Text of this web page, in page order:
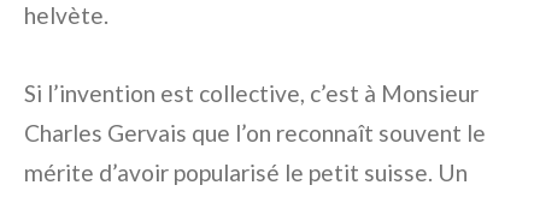
helvète.
Si l’invention est collective, c’est à Monsieur
Charles Gervais que l’on reconnaît souvent le
mérite d’avoir popularisé le petit suisse. Un